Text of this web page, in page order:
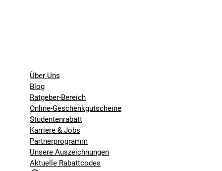
Über Uns
Blog
Ratgeber-Bereich
Online-Geschenkgutscheine
Studentenrabatt
Karriere & Jobs
Partnerprogramm
Unsere Auszeichnungen
Aktuelle Rabattcodes